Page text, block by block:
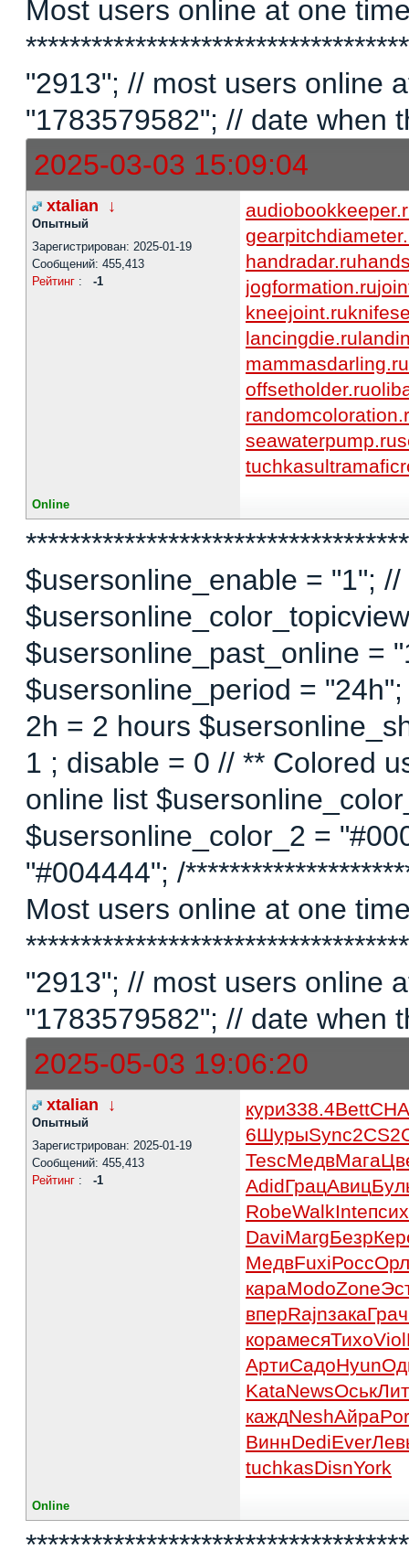
Most users online at one
"2913"; // most users online
"1783579582"; // date when
2025-03-03 15:09:04
xtalian ↓
Опытный
Зарегистрирован: 2025-01-19
Сообщений: 455,413
Рейтинг : -1
handradar.ru
jogformation.ru
kneejoint.ru
lancingdie.ru
mammasdarling.ru
offsetholder.ru
seawaterpump.ru
tuchkas
Online
$usersonline_enable = "1";
$usersonline_past_online =
$usersonline_period =
2h = 2 hours
1 ; disable = 0 // ** Colored
online list
$usersonline_color_2 =
"#004444"; /
Most users online at one
"2913"; // most users online
"1783579582"; // date when
2025-05-03 19:06:20
xtalian ↓
Опытный
Зарегистрирован: 2025-01-19
Сообщений: 455,413
Рейтинг : -1
кури338.4Bett
6ШурыSync2CS2
TescМедвМага
AdidГрацАвиц
RobeWalkInteпсих
DaviMargБезр
МедвFuxiРосс
караModoZone
вперRajnзакаГрач
корамесяТихоViol
АртиСадоHyun
KataNewsОськ
каждNeshАйра
ВиннDediEver
tuchkasDisnYork
Online